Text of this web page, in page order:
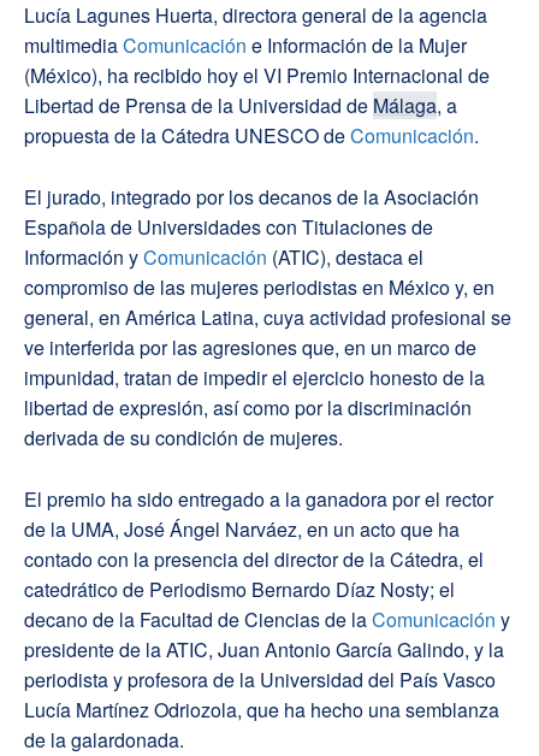
Lucía Lagunes Huerta, directora general de la agencia
multimediaComunicación e Información de la Mujer
(México), ha recibido hoy el VI Premio Internacional de
Libertad de Prensa de la Universidad de Málaga, a
propuesta de la Cátedra UNESCO deComunicación.
El jurado, integrado por los decanos de la Asociación
Española de Universidades con Titulaciones de
Información yComunicación (ATIC), destaca el
compromiso de las mujeres periodistas en México y, en
general, en América Latina, cuya actividad profesional se
ve interferida por las agresiones que, en un marco de
impunidad, tratan de impedir el ejercicio honesto de la
libertad de expresión, así como por la discriminación
derivada de su condición de mujeres.
El premio ha sido entregado a la ganadora por el rector
de la UMA, José Ángel Narváez, en un acto que ha
contado con la presencia del director de la Cátedra, el
catedrático de Periodismo Bernardo Díaz Nosty; el
decano de la Facultad de Ciencias de laComunicación y
presidente de la ATIC, Juan Antonio García Galindo, y la
periodista y profesora de la Universidad del País Vasco
Lucía Martínez Odriozola, que ha hecho una semblanza
de la galardonada.